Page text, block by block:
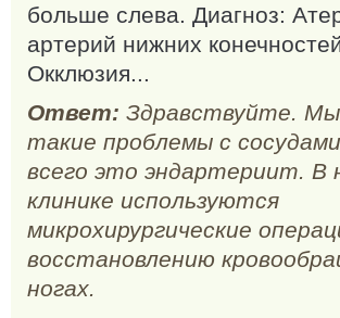
больше слева. Диагноз:
артерий нижних
Окклюзия...
Ответ: Здравствуйте.
такие проблемы с
всего это эндартериит. В
клинике используются
микрохирургические
восстановлению
ногах.